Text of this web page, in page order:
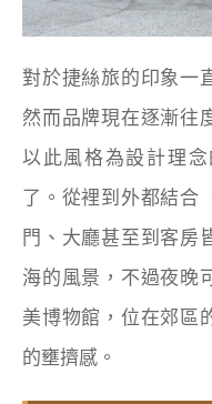
對於捷絲旅的印象一
然而品牌現在逐漸往
以此風格為設計理
了。從裡到外都結合
門、大廳甚至到客房
海的風景，不過夜晚
美博物館，位在郊區
的壅擠感。